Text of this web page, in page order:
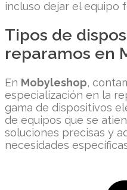
incluso dejar el equipo
Tipos de
reparamos en
En Mobyleshop,
especialización en la
gama de dispositivos
de equipos que se
soluciones precisas y
necesidades